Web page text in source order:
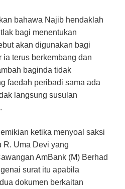
bahawa Najib hendaklah
bagi menentukan
akan digunakan bagi
ia terus berkembang dan
baginda tidak
faedah peribadi sama ada
langsung susulan
ketika menyoal saksi
R. Uma Devi yang
AmBank (M) Berhad
surat itu apabila
dokumen berkaitan